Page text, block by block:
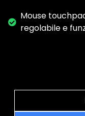
Mouse
regolabile e